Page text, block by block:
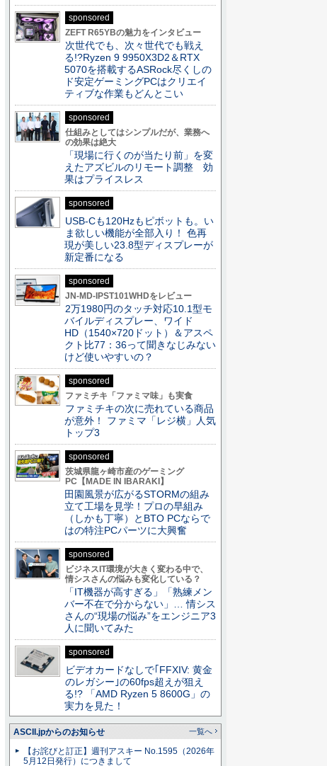
sponsored
ZEFT R65YBの魅力をインタビュー
次世代でも、次々世代でも戦え
る!?Ryzen 9 9950X3D2＆RTX
5070を搭載するASRock尽くしの
ド安定ゲーミングPCはクリエイ
ティブな作業もどんとこい
sponsored
仕組みとしてはシンプルだが、業務へ
の効果は絶大
「現場に行くのが当たり前」を変
えたアズビルのリモート調整 効
果はプライスレス
sponsored
USB-Cも120Hzもピボットも。い
ま欲しい機能が全部入り！ 色再
現が美しい23.8型ディスプレーが
新定番になる
sponsored
JN-MD-IPST101WHDをレビュー
2万1980円のタッチ対応10.1型モ
バイルディスプレー、ワイド
HD（1540×720ドット）＆アスペ
クト比77：36って聞きなじみない
けど使いやすいの？
sponsored
ファミチキ「ファミマ味」も実食
ファミチキの次に売れている商品
が意外！ ファミマ「レジ横」人気
トップ3
sponsored
茨城県龍ヶ崎市産のゲーミング
PC【MADE IN IBARAKI】
田園風景が広がるSTORMの組み
立て工場を見学！プロの早組み
（しかも丁寧）とBTO PCならで
はの特注PCパーツに大興奮
sponsored
ビジネスIT環境が大きく変わる中で、
情シスさんの悩みも変化している？
「IT機器が高すぎる」「熟練メン
バー不在で分からない」… 情シス
さんの“現場の悩み”をエンジニア3
人に聞いてみた
sponsored
ビデオカードなしで｢FFXIV: 黄金
のレガシー｣の60fps超えが狙え
る!? 「AMD Ryzen 5 8600G」の
実力を見た！
ASCII.jpからのお知らせ 一覧へ
【お詫びと訂正】週刊アスキー No.1595（2026年
5月12日発行）につきまして